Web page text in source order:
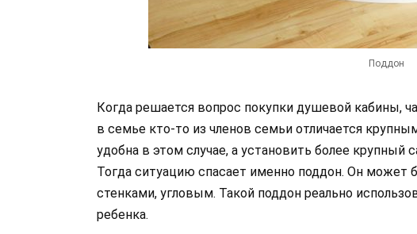
Поддон
Когда решается вопрос покупки душевой кабины,
в семье кто-то из членов семьи отличается
удобна в этом случае, а установить более крупный
Тогда ситуацию спасает именно поддон. Он
стенками, угловым. Такой поддон реально
ребенка.